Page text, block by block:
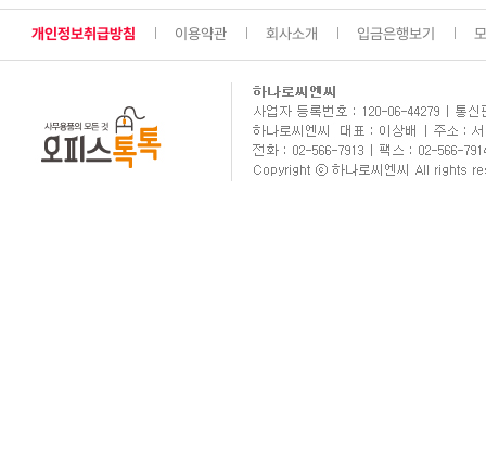
개인정보취급방침 이용약관 회사소개 입금은행보기